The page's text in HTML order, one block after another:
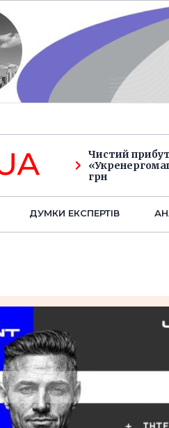
Чистий
грн
ДУМКИ ЕКСПЕРТIВ